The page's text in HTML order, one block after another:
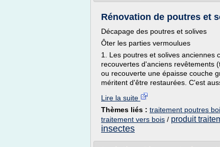
Rénovation de poutres et
Décapage des poutres et solives
Ôter les parties vermoulues
1. Les poutres et solives anciennes
recouvertes d'anciens revêtements
ou recouverte une épaisse couche
méritent d'être restaurées. C'est
Lire la suite
Thèmes liés : traitement poutres
traitement vers bois / produit
insectes